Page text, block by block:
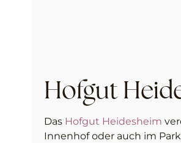
Hofgut
Das Hofgut Heidesheim
Innenhof oder auch im